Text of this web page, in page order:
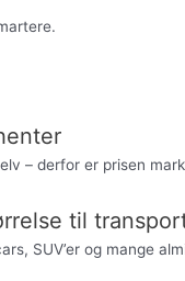
– derfor er prisen
til
SUV’er og mange